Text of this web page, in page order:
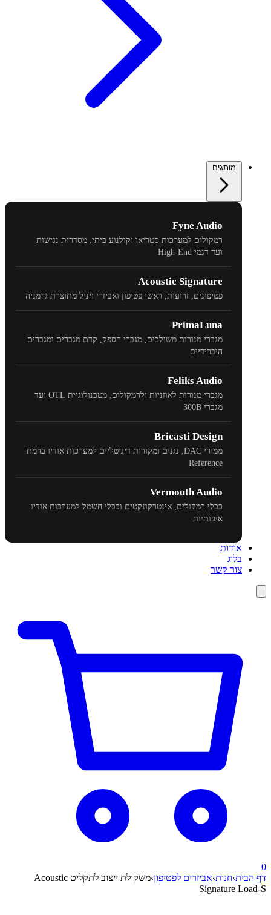
מותגים
Fyne Audio
רמקולים למערכות סטריאו וקולנוע ביתי, מסדרות נגישות
ועד דגמי High-End
Acoustic Signature
פטיפונים, זרועות, ראשי פטיפון ואביזרי ויניל מתוצרת גרמניה
PrimaLuna
מגברי מנורות משולבים, מגברי הספק, קדם מגברים ומגברים
היברידיים
Feliks Audio
מגברי מנורות לאוזניות ולרמקולים, מטכנולוגיית OTL ועד
מגברי 300B
Bricasti Design
ממירי DAC, נגנים ומקורות דיגיטליים למערכות אודיו ברמת
Reference
Vermouth Audio
כבלי רמקולים, אינטרקונקטים וכבלי חשמל למערכות אודיו
איכותיות
אודות
בלוג
צור קשר
0
דף הבית›חנות›אביזרים לפטיפון›
משקולת ייצוב לתקליט Acoustic
Signature Load-S